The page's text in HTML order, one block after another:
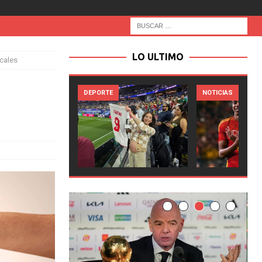
LO ULTIMO
NOTICIAS